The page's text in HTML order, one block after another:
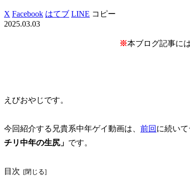
X Facebook はてブ LINE コピー
2025.03.03
※本ブログ記事に
えびおやじです。
今回紹介する兄貴系中年ゲイ動画は、 前回 に続い
チリ中年の生尻」 です。
目次